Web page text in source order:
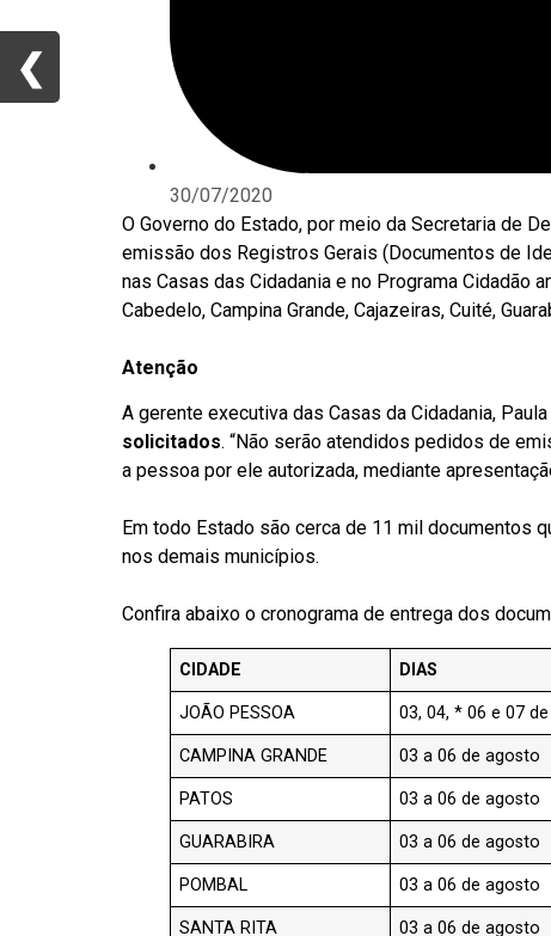
30/07/2020
O Governo do Estado, por meio da Secretaria de
emissão dos Registros Gerais (Documentos de
nas Casas das Cidadania e no Programa Cidadão
Cabedelo, Campina Grande, Cajazeiras, Cuité,
Atenção
A gerente executiva das Casas da Cidadania,
solicitados. “Não serão atendidos pedidos de
a pessoa por ele autorizada, mediante
Em todo Estado são cerca de 11 mil documentos
nos demais municípios.
Confira abaixo o cronograma de entrega dos
CIDADE DIAS
JOÃO PESSOA 03, 04, * 06 e 07
CAMPINA GRANDE 03 a 06 de agosto
PATOS 03 a 06 de agosto
GUARABIRA 03 a 06 de agosto
POMBAL 03 a 06 de agosto
SANTA RITA 03 a 06 de agosto
❮
❮